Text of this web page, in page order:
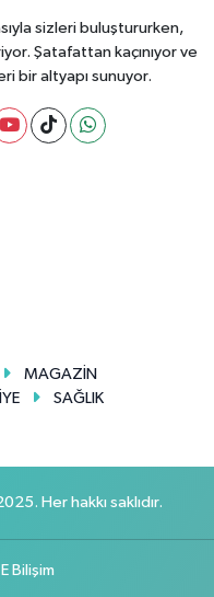
sizleri buluştururken,
Şatafattan kaçınıyor ve
bir altyapı sunuyor.
MAGAZİN
SAĞLIK
Her hakkı saklıdır.
Bilişim